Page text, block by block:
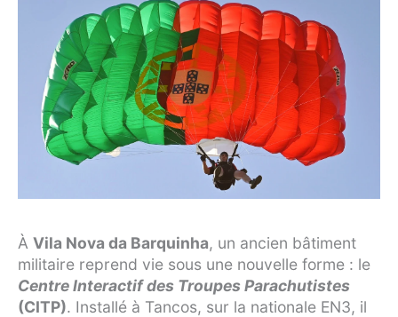
À Vila Nova da Barquinha, un ancien bâtiment
militaire reprend vie sous une nouvelle forme : le
Centre Interactif des Troupes Parachutistes
(CITP). Installé à Tancos, sur la nationale EN3, il